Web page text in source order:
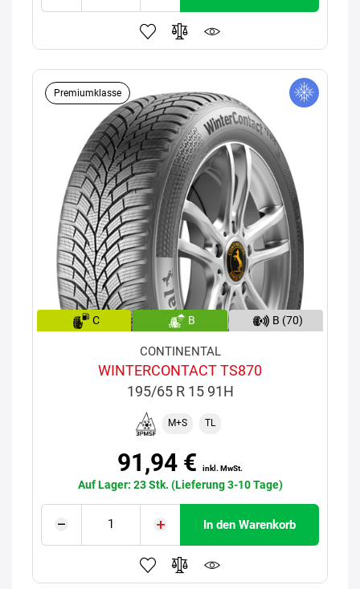
Premiumklasse
C B B (70)
CONTINENTAL
WINTERCONTACT TS870
195/65 R 15 91H
M+S TL
91,94 € inkl. MwSt.
Auf Lager: 23 Stk. (Lieferung 3-10 Tage)
In den Warenkorb